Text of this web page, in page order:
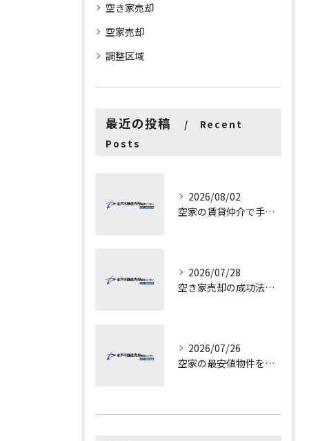
空き家売却
空家売却
調整区域
最近の投稿
Recent
Posts
2026/08/02
空家の賃貸仲介で手数料と上限を徹底解説し200万円物件の注意点も紹介
2026/07/28
空き家売却の成功法と注意点
2026/07/26
空家の最安値物件を茨城県水戸市つくば市で探す方法と賢い売却ポイントを徹底解説